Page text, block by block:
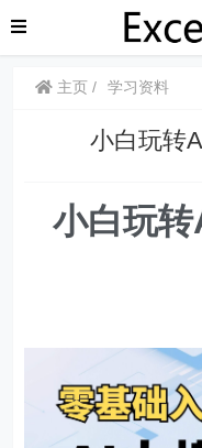
主页 学习资料
小白玩转
小白玩